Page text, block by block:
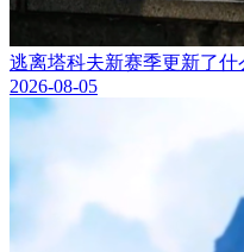
逃离塔科夫新赛季更新了
2026-08-05